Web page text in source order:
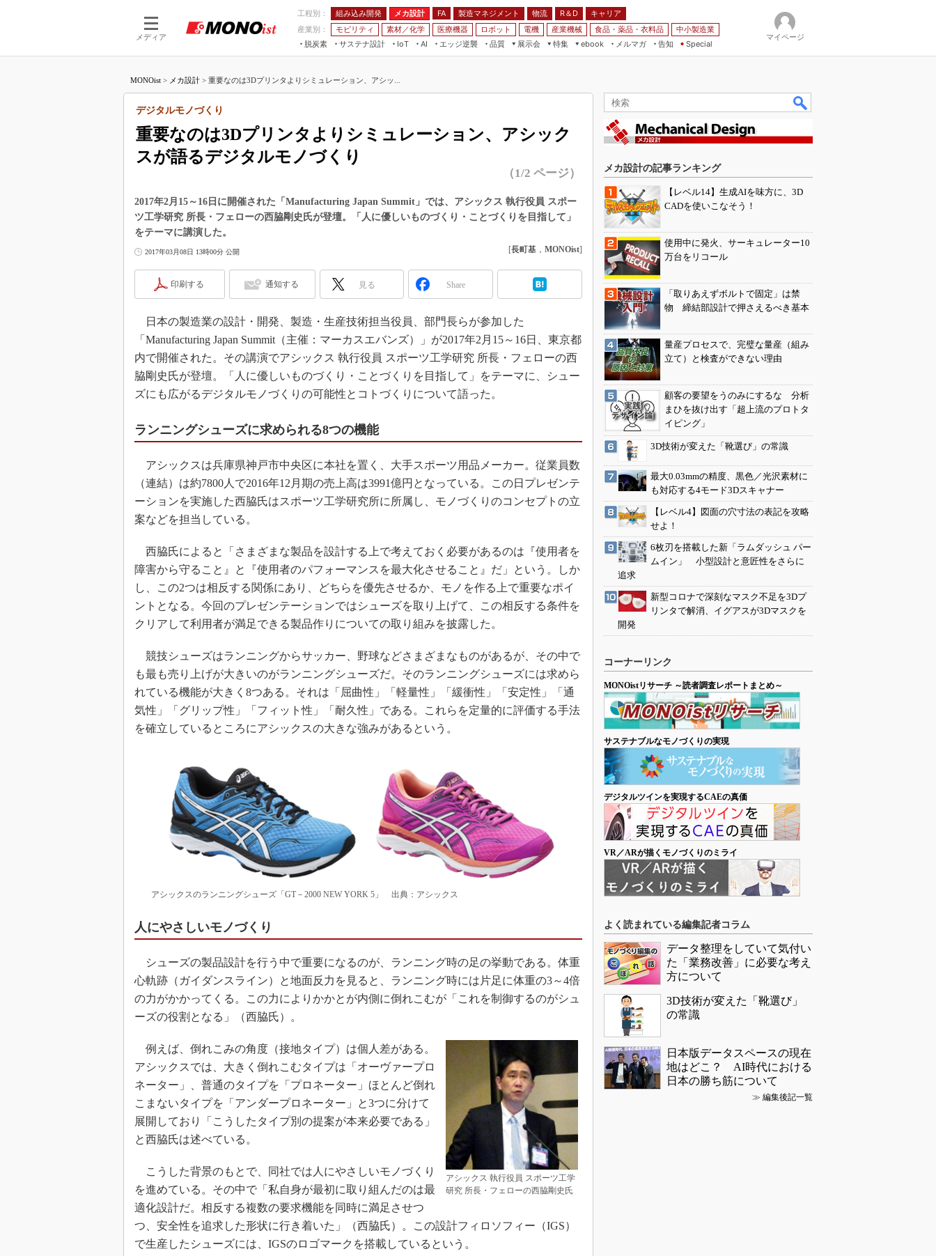
メディア
工程別： 組み込み開発 メカ設計 FA 製造マネジメント 物流 R＆D
キャリア
産業別：
モビリティ 素材／化学 医療機器 ロボット 電機 産業機械 食品・薬品・衣料品
中小製造業
脱炭素
サステナ設計
IoT
つながる工場
AI
AI×設備保全
エッジ逆襲 品質
展示会
JIMTOF
IIFES
TECHNO-FRONTIER
人テク展
日本ものづくりワールド
産業オープンネット展
特集
3Dプリンタ
デジタルツインとCAE
S＆OP
インダストリー4.0
植物工場
知財マネジメント
制御セキュリティ
新型コロナへの対応
ebook
メルマガ
告知 Special
マイページ
MONOist > メカ設計 > 重要なのは3Dプリンタよりシミュレーション、アシッ...
重要なのは3Dプリンタよりシミュレーション、アシック
スが語るデジタルモノづくり
デジタルモノづくり
（1/2 ページ）
2017年2月15～16日に開催された「Manufacturing Japan Summit」では、アシックス 執行役員 スポー
ツ工学研究 所長・フェローの西脇剛史氏が登壇。「人に優しいものづくり・ことづくりを目指して」
をテーマに講演した。
2017年03月08日 13時00分 公開 [長町基 ， MONOist]
印刷する 通知する 見る Share
日本の製造業の設計・開発、製造・生産技術担当役員、部門長らが参加した
「Manufacturing Japan Summit（主催：マーカスエバンズ）」が2017年2月15～16日、東京都
内で開催された。その講演でアシックス 執行役員 スポーツ工学研究 所長・フェローの西
脇剛史氏が登壇。「人に優しいものづくり・ことづくりを目指して」をテーマに、シュー
ズにも広がるデジタルモノづくりの可能性とコトづくりについて語った。
ランニングシューズに求められる8つの機能
アシックスは兵庫県神戸市中央区に本社を置く、大手スポーツ用品メーカー。従業員数
（連結）は約7800人で2016年12月期の売上高は3991億円となっている。この日プレゼンテ
ーションを実施した西脇氏はスポーツ工学研究所に所属し、モノづくりのコンセプトの立
案などを担当している。
西脇氏によると「さまざまな製品を設計する上で考えておく必要があるのは『使用者を
障害から守ること』と『使用者のパフォーマンスを最大化させること』だ」という。しか
し、この2つは相反する関係にあり、どちらを優先させるか、モノを作る上で重要なポイ
ントとなる。今回のプレゼンテーションではシューズを取り上げて、この相反する条件を
クリアして利用者が満足できる製品作りについての取り組みを披露した。
競技シューズはランニングからサッカー、野球などさまざまなものがあるが、その中で
も最も売り上げが大きいのがランニングシューズだ。そのランニングシューズには求めら
れている機能が大きく8つある。それは「屈曲性」「軽量性」「緩衝性」「安定性」「通
気性」「グリップ性」「フィット性」「耐久性」である。これらを定量的に評価する手法
を確立しているところにアシックスの大きな強みがあるという。
アシックスのランニングシューズ「GT－2000 NEW YORK 5」 出典：アシックス
人にやさしいモノづくり
シューズの製品設計を行う中で重要になるのが、ランニング時の足の挙動である。体重
心軌跡（ガイダンスライン）と地面反力を見ると、ランニング時には片足に体重の3～4倍
の力がかかってくる。この力によりかかとが内側に倒れこむが「これを制御するのがシュ
ーズの役割となる」（西脇氏）。
アシックス 執行役員 スポーツ工学
研究 所長・フェローの西脇剛史氏
例えば、倒れこみの角度（接地タイプ）は個人差がある。
アシックスでは、大きく倒れこむタイプは「オーヴァープロ
ネーター」、普通のタイプを「プロネーター」ほとんど倒れ
こまないタイプを「アンダープロネーター」と3つに分けて
展開しており「こうしたタイプ別の提案が本来必要である」
と西脇氏は述べている。
こうした背景のもとで、同社では人にやさしいモノづくり
を進めている。その中で「私自身が最初に取り組んだのは最
適化設計だ。相反する複数の要求機能を同時に満足させつ
つ、安全性を追求した形状に行き着いた」（西脇氏）。この設計フィロソフィー（IGS）
で生産したシューズには、IGSのロゴマークを搭載しているという。
メカ設計の記事ランキング
【レベル14】生成AIを味方に、3D
CADを使いこなそう！
使用中に発火、サーキュレーター10
万台をリコール
「取りあえずボルトで固定」は禁
物 締結部設計で押さえるべき基本
量産プロセスで、完璧な量産（組み
立て）と検査ができない理由
顧客の要望をうのみにするな 分析
まひを抜け出す「超上流のプロトタ
イピング」
3D技術が変えた「靴選び」の常識
最大0.03mmの精度、黒色／光沢素材に
も対応する4モード3Dスキャナー
【レベル4】図面の穴寸法の表記を攻略
せよ！
6枚刃を搭載した新「ラムダッシュ パー
ムイン」 小型設計と意匠性をさらに
追求
新型コロナで深刻なマスク不足を3Dプ
リンタで解消、イグアスが3Dマスクを
開発
コーナーリンク
MONOistリサーチ ～読者調査レポートまとめ～
サステナブルなモノづくりの実現
デジタルツインを実現するCAEの真価
VR／ARが描くモノづくりのミライ
よく読まれている編集記者コラム
データ整理をしていて気付い
た「業務改善」に必要な考え
方について
3D技術が変えた「靴選び」
の常識
日本版データスペースの現在
地はどこ？ AI時代における
日本の勝ち筋について
≫ 編集後記一覧